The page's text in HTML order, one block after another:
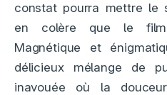
constat pourra mettre le
en colère que le
Magnétique et
délicieux mélange de
inavouée où la